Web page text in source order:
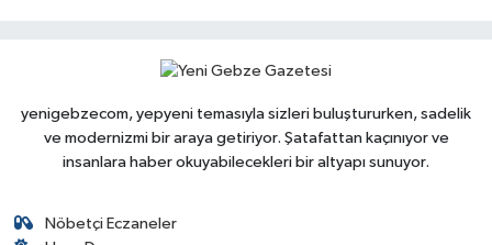
yenigebzecom, yepyeni temasıyla sizleri buluştururken, sadelik
ve modernizmi bir araya getiriyor. Şatafattan kaçınıyor ve
insanlara haber okuyabilecekleri bir altyapı sunuyor.
Nöbetçi Eczaneler